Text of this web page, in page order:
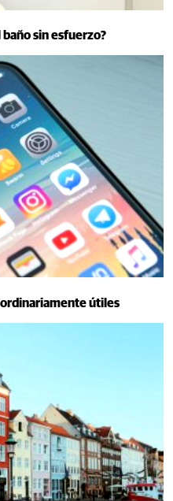
baño sin esfuerzo?
útiles